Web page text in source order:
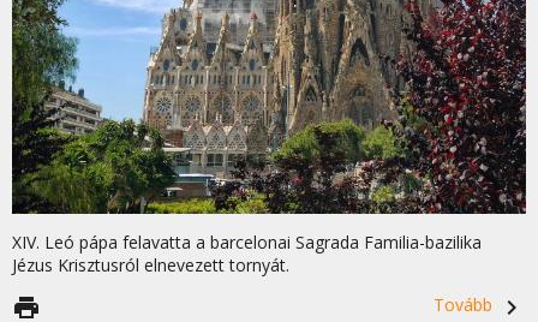
XIV. Leó pápa felavatta a barcelonai Sagrada Familia-bazilika
Jézus Krisztusról elnevezett tornyát.
Tovább
navigate_next
print